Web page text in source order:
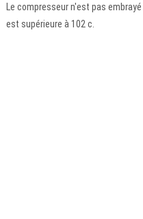
Le compresseur n'est pas
est supérieure à 102 c.